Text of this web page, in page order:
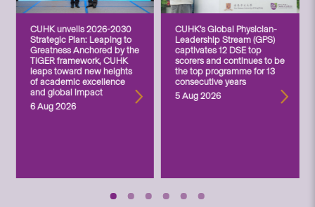
CUHK unveils 2026-2030
Strategic Plan: Leaping to
Greatness Anchored by the
TIGER framework, CUHK
leaps toward new heights
of academic excellence
and global impact
6 Aug 2026
CUHK’s Global Physician-
Leadership Stream (GPS)
captivates 12 DSE top
scorers and continues to be
the top programme for 13
consecutive years
5 Aug 2026